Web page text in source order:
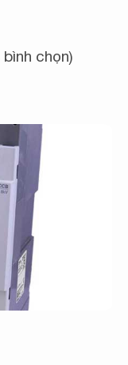
chọn)